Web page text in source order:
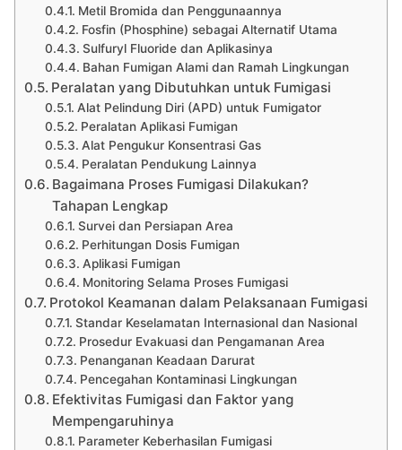
Metil Bromida dan Penggunaannya
Fosfin (Phosphine) sebagai Alternatif Utama
Sulfuryl Fluoride dan Aplikasinya
Bahan Fumigan Alami dan Ramah Lingkungan
Peralatan yang Dibutuhkan untuk Fumigasi
Alat Pelindung Diri (APD) untuk Fumigator
Peralatan Aplikasi Fumigan
Alat Pengukur Konsentrasi Gas
Peralatan Pendukung Lainnya
Bagaimana Proses Fumigasi Dilakukan?
Tahapan Lengkap
Survei dan Persiapan Area
Perhitungan Dosis Fumigan
Aplikasi Fumigan
Monitoring Selama Proses Fumigasi
Protokol Keamanan dalam Pelaksanaan Fumigasi
Standar Keselamatan Internasional dan Nasional
Prosedur Evakuasi dan Pengamanan Area
Penanganan Keadaan Darurat
Pencegahan Kontaminasi Lingkungan
Efektivitas Fumigasi dan Faktor yang
Mempengaruhinya
Parameter Keberhasilan Fumigasi